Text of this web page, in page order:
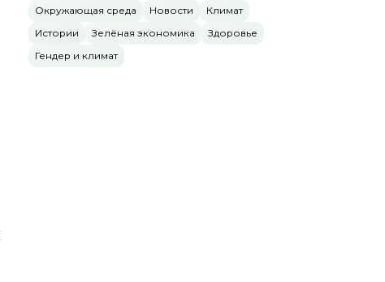
Окружающая среда
Новости
Климат
Истории
Зелёная экономика
Здоровье
Гендер и климат